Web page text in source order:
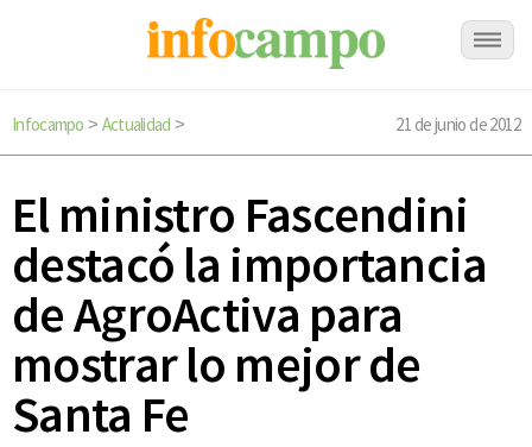
Infocampo > Actualidad > 21 de junio de 2012
El ministro Fascendini
destacó la importancia
de AgroActiva para
mostrar lo mejor de
Santa Fe